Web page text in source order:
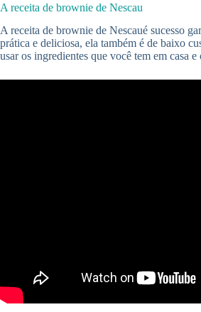
A receita de brownie de Nescau
A receita de brownie de Nescaué sucesso
prática e deliciosa, ela também é de baixo
usar os ingredientes que você tem em casa